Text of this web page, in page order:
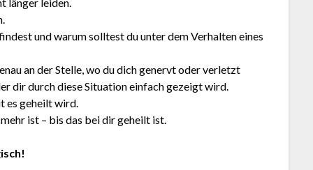
und warum solltest du unter dem Verhalten eines
an der Stelle, wo du dich genervt oder verletzt
dir durch diese Situation einfach gezeigt wird.
es geheilt wird.
ist – bis das bei dir geheilt ist.